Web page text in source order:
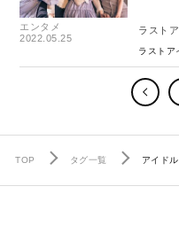
エンタメ
2022.05.25
ラスト
ラストア
TOP タグ一覧 アイドル